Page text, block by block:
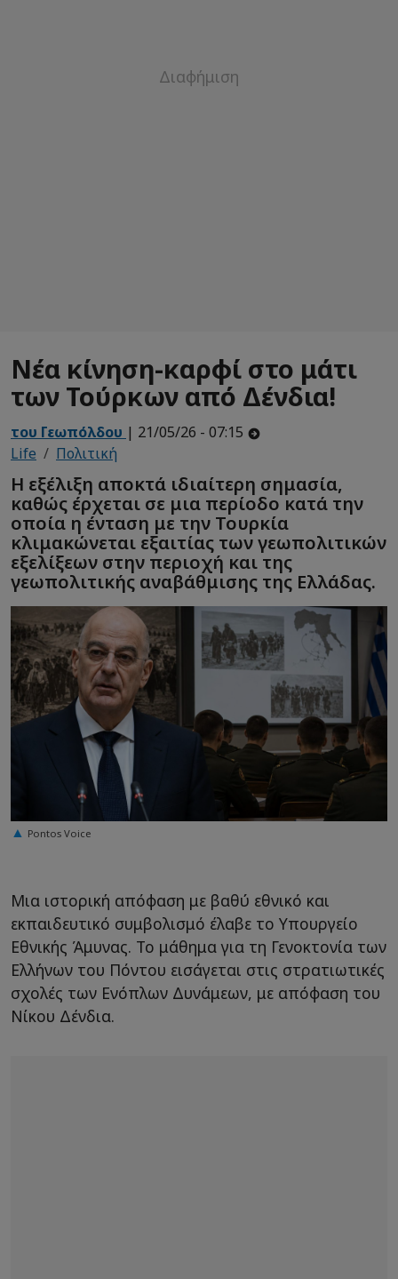
Νέα κίνηση-καρφί στο μάτι
των Τούρκων από Δένδια!
του Γεωπόλδου | 21/05/26 - 07:15
Life
Πολιτική
Η εξέλιξη αποκτά ιδιαίτερη σημασία,
καθώς έρχεται σε μια περίοδο κατά την
οποία η ένταση με την Τουρκία
κλιμακώνεται εξαιτίας των γεωπολιτικών
εξελίξεων στην περιοχή και της
γεωπολιτικής αναβάθμισης της Ελλάδας.
Pontos Voice
Μια ιστορική απόφαση με βαθύ εθνικό και
εκπαιδευτικό συμβολισμό έλαβε το Υπουργείο
Εθνικής Άμυνας. Το μάθημα για τη Γενοκτονία των
Ελλήνων του Πόντου εισάγεται στις στρατιωτικές
σχολές των Ενόπλων Δυνάμεων, με απόφαση του
Νίκου Δένδια.